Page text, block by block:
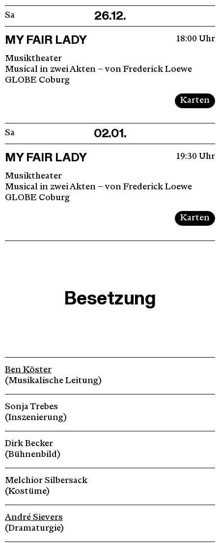
Sa 26.12.
18:00 Uhr
MY FAIR LADY
Musiktheater
Musical in zwei Akten – von Frederick Loewe
GLOBE Coburg
Karten
Sa 02.01.
19:30 Uhr
MY FAIR LADY
Musiktheater
Musical in zwei Akten – von Frederick Loewe
GLOBE Coburg
Karten
Besetzung
Ben Köster
(Musikalische Leitung)
Sonja Trebes
(Inszenierung)
Dirk Becker
(Bühnenbild)
Melchior Silbersack
(Kostüme)
André Sievers
(Dramaturgie)